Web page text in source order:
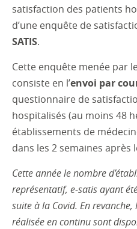
satisfaction des patients
d’une enquête de
SATIS.
Cette enquête menée par
consiste en l’envoi par
ques­tionnaire de
hospitalisés (au moins 48
établisse­ments de
dans les 2 semaines après
Cette année le nombre
représentatif, e-satis ayant
suite à la Covid. En
réalisée en continu sont